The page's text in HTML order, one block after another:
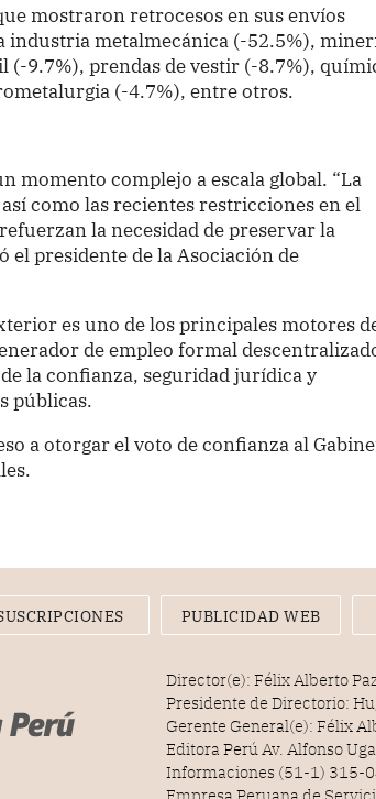
mostraron retrocesos en sus envíos
industria metalmecánica (-52.5%),
(-9.7%), prendas de vestir (-8.7%),
(-4.7%), entre otros.
momento complejo a escala global. “La
como las recientes restricciones en el
la necesidad de preservar la
el presidente de la Asociación de
es uno de los principales motores
de empleo formal
la confianza, seguridad jurídica y
públicas.
a otorgar el voto de confianza al
PUBLICIDAD WEB
Director(e): Félix Alberto
Presidente de Directorio:
Gerente General(e): Félix
Editora Perú Av. Alfonso
Informaciones (51-1) 315-